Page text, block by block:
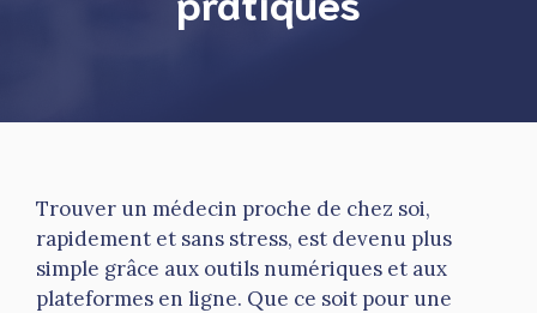
Trouver un médecin proche de chez soi,
rapidement et sans stress, est devenu plus
simple grâce aux outils numériques et aux
plateformes en ligne. Que ce soit pour une